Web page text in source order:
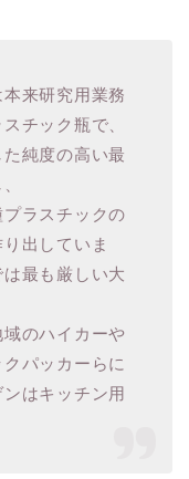
来研究用業務
チック瓶で、
純度の高い最
ラスチックの
出していま
最も厳しい大
のハイカーや
パッカーらに
はキッチン用